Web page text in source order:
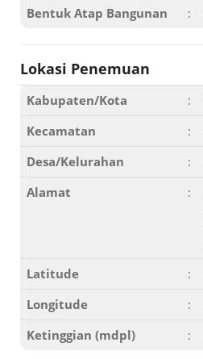
Bentuk Atap Bangunan
:
Lokasi Penemuan
Kabupaten/Kota :
Kecamatan
:
Desa/Kelurahan
:
Alamat
:
Latitude
:
Longitude
:
Ketinggian (mdpl)
: